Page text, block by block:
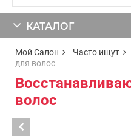
КАТАЛОГ
Мой Салон Часто ищут
для волос
волос